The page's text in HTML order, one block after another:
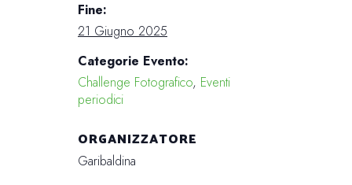
Fine:
21 Giugno 2025
Categorie Evento:
Challenge Fotografico, Eventi
periodici
ORGANIZZATORE
Garibaldina